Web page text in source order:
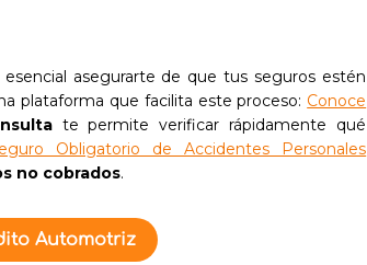
asegurarte de que tus seguros estén
plataforma que facilita este proceso: Conoce
te permite verificar rápidamente qué
Obligatorio de Accidentes Personales
no cobrados.
Automotriz